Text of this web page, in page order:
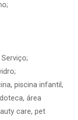
piscina infantil,
área
care, pet